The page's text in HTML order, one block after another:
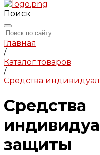
Поиск
Главная
/
Каталог товаров
/
Средства
Средства
защиты